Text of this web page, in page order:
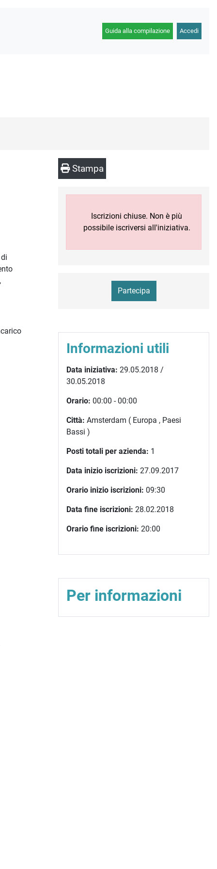
Guida alla compilazione Accedi
Stampa
Iscrizioni chiuse. Non è più
possibile iscriversi all'iniziativa.
Partecipa
Informazioni utili
Data iniziativa: 29.05.2018 /
30.05.2018
Orario: 00:00 - 00:00
Città: Amsterdam ( Europa , Paesi
Bassi )
Posti totali per azienda: 1
Data inizio iscrizioni: 27.09.2017
Orario inizio iscrizioni: 09:30
Data fine iscrizioni: 28.02.2018
Orario fine iscrizioni: 20:00
Per informazioni